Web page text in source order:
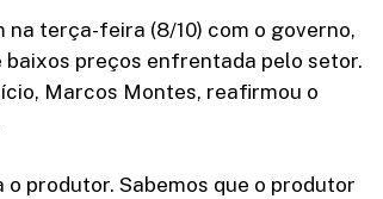
terça-feira (8/10) com o governo,
baixos preços enfrentada pelo setor.
Marcos Montes, reafirmou o
produtor. Sabemos que o produtor